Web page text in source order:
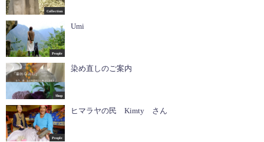
Collection
People
Umi
Shop
染め直しのご案内
People
ヒマラヤの民 Kimty さん